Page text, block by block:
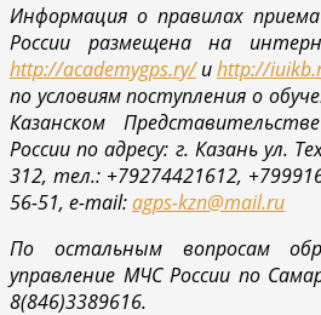
Информация о правилах
России размещена на
http://academygps.ry/иhttp://
по условиям поступления о
Казанском
России по адресу: г. Казань ул.
312, тел.: +79274421612,
56-51, e-mail:agps-kzn@mail.ru
По остальным вопросам
управление МЧС России по
8(846)3389616.